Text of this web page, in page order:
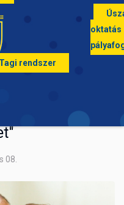
Tagi rendszer
oktatás
zártuk
08.